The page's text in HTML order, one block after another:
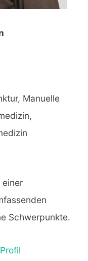
Manuelle
Schwerpunkte.